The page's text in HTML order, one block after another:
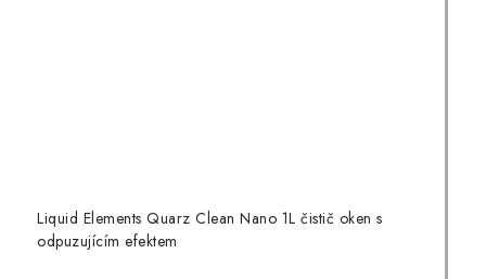
Liquid Elements Quarz Clean Nano 1L čistič oken s
odpuzujícím efektem